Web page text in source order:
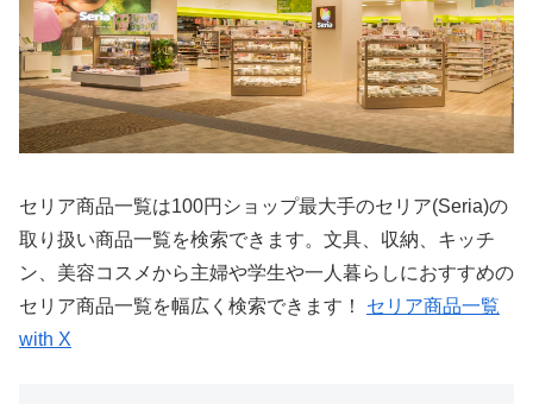
セリア商品一覧は100円ショップ最大手のセリア(Seria)の
取り扱い商品一覧を検索できます。文具、収納、キッチ
ン、美容コスメから主婦や学生や一人暮らしにおすすめの
セリア商品一覧を幅広く検索できます！ セリア商品一覧
with X